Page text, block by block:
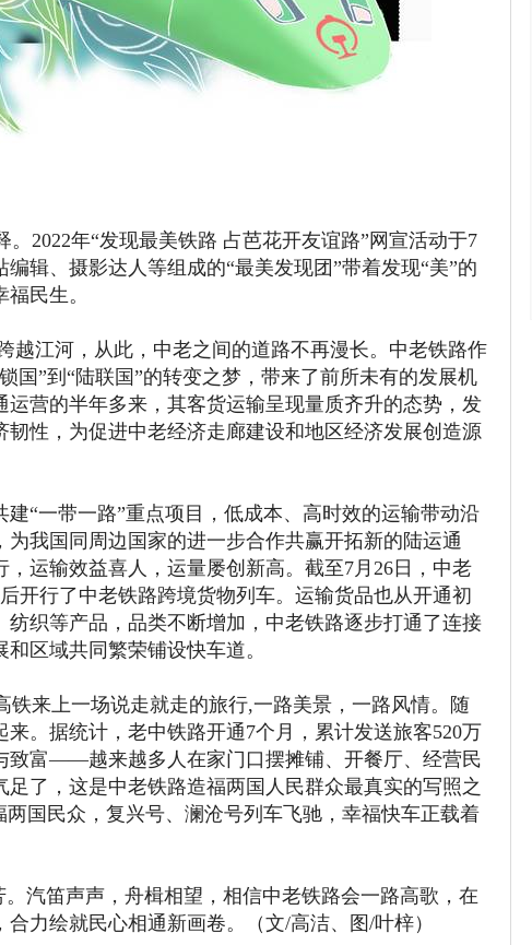
年“发现最美铁路 占芭花开友谊路”网宣活动于7
辑、摄影达人等组成的“最美发现团”带着发现“美”的
民生。
河，从此，中老之间的道路不再漫长。中老铁路作
国”到“陆联国”的转变之梦，带来了前所未有的发展机
营的半年多来，其客货运输呈现量质齐升的态势，发
性，为促进中老经济走廊建设和地区经济发展创造源
一带一路”重点项目，低成本、高时效的运输带动沿
我国同周边国家的进一步合作共赢开拓新的陆运通
运输效益喜人，运量屡创新高。截至7月26日，中老
开行了中老铁路跨境货物列车。运输货品也从开通初
织等产品，品类不断增加，中老铁路逐步打通了连接
区域共同繁荣铺设快车道。
上一场说走就走的旅行,一路美景，一路风情。随
。据统计，老中铁路开通7个月，累计发送旅客520万
致富——越来越多人在家门口摆摊铺、开餐厅、经营民
了，这是中老铁路造福两国人民群众最真实的写照之
国民众，复兴号、澜沧号列车飞驰，幸福快车正载着
笛声声，舟楫相望，相信中老铁路会一路高歌，在
力绘就民心相通新画卷。（文/高洁、图/叶梓）